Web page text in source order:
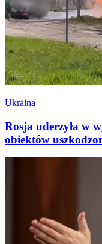
Ukraina
Rosja uderzyła w
obiektów